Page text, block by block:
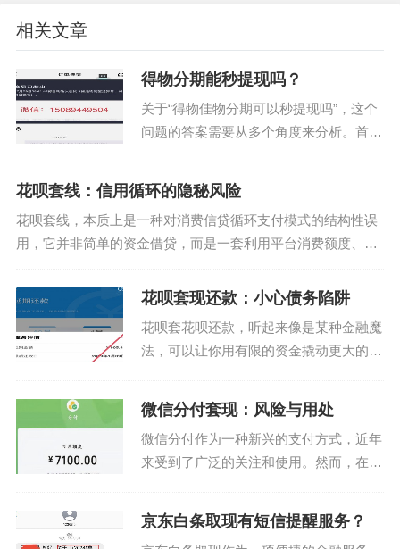
相关文章
得物分期能秒提现吗？
关于“得物佳物分期可以秒提现吗”，这个
问题的答案需要从多个角度来分析。首
常指的是用户在购买商品时选择的支付方
式之一，即按月分...
花呗套线：信用循环的隐秘风险
花呗套线，本质上是一种对消费信贷循环支付模式的结构性误
用，它并非简单的资金借贷，而是一套利用平台消费额度、信
的核心，在于将本应用于消费场景的信用工...
花呗套现还款：小心债务陷阱
花呗套花呗还款，听起来像是某种金融魔
法，可以让你用有限的资金撬动更大的杠
降低整体成本。然而，这种看似聪明的策
略背后，潜藏着巨大的...
微信分付套现：风险与用处
微信分付作为一种新兴的支付方式，近年
来受到了广泛的关注和使用。然而，在探
可能引发的问题。 首先，需要明确的
京东白条取现有短信提醒服务？